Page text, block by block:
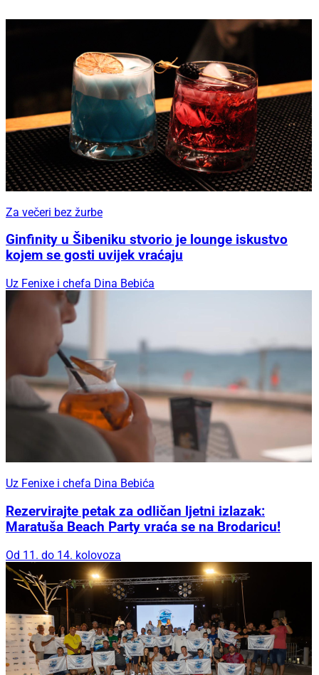
Za večeri bez žurbe
Ginfinity u Šibeniku stvorio je lounge iskustvo
kojem se gosti uvijek vraćaju
Uz Fenixe i chefa Dina Bebića
Uz Fenixe i chefa Dina Bebića
Rezervirajte petak za odličan ljetni izlazak:
Maratuša Beach Party vraća se na Brodaricu!
Od 11. do 14. kolovoza